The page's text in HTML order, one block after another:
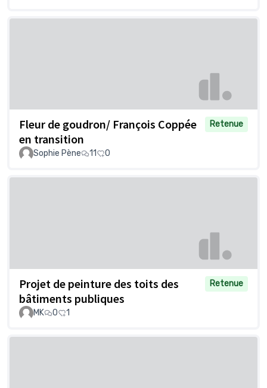
Fleur de goudron/ François Coppée
en transition
Retenue
Sophie Pène 11 0
Projet de peinture des toits des
bâtiments publiques
Retenue
MK 0 1